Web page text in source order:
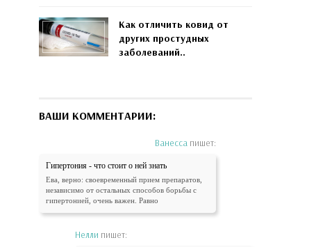
Как отличить ковид от
других простудных
заболеваний..
ВАШИ КОММЕНТАРИИ:
Ванесса пишет:
Гипертония - что стоит о ней знать
Ева, верно: своевременный прием препаратов,
независимо от остальных способов борьбы с
гипертонией, очень важен. Равно
Нелли пишет: